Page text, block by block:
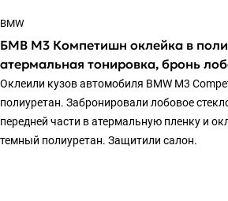
BMW
БМВ М3 Компетишн оклейка в
атермальная тонировка, бронь
Оклеили кузов автомобиля BMW M3
полиуретан. Забронировали лобовое
передней части в атермальную пленку и
темный полиуретан. Защитили салон.